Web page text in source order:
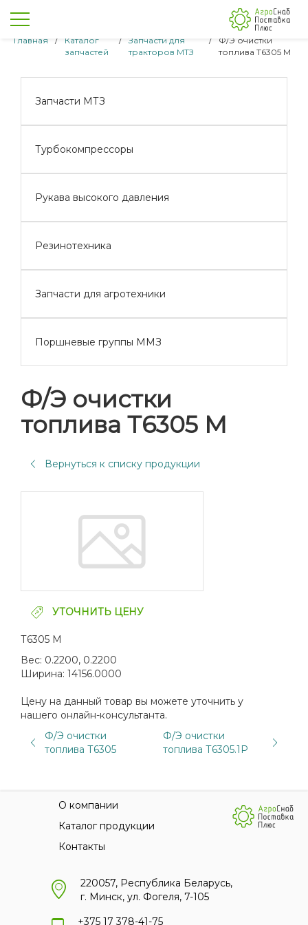
Главная /
Каталог
запчастей
/
Запчасти для
тракторов МТЗ
/
Ф/Э очистки
топлива Т6305 М
Запчасти МТЗ
Турбокомпрессоры
Рукава высокого давления
Резинотехника
Запчасти для агротехники
Поршневые группы ММЗ
Ф/Э очистки
топлива Т6305 М
Вернуться к списку продукции
УТОЧНИТЬ ЦЕНУ
Т6305 М
Вес: 0.2200, 0.2200
Ширина: 14156.0000
Цену на данный товар вы можете уточнить у
нашего онлайн-консультанта.
Ф/Э очистки
топлива Т6305
Ф/Э очистки
топлива Т6305.1Р
О компании
Каталог продукции
Контакты
220057, Республика Беларусь,
г. Минск, ул. Фогеля, 7-105
+375 17 378-41-75